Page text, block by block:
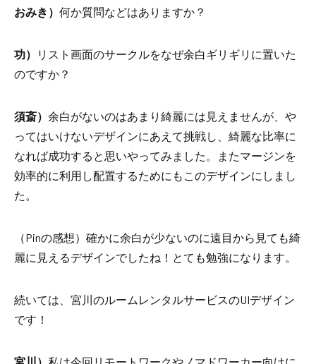
おみき） 何か質問などはありますか？
功） リスト画面のサークルをなぜ余白ギリギリに置いた
のですか？
須斎） 余白がないのはあまり綺麗には見えませんが、や
ってはいけないデザインにあえて挑戦し、綺麗な比率に
なれば成功すると思いやってみました。またマージンを
効率的に利用し配置するためにもこのデザインにしまし
た。
（Pinの感想） 確かに余白が少ないのに遠目から見ても綺
麗に見えるデザインでしたね！とても勉強になります。
続いては、宮川のルームレンタルサービスのUIデザイン
です！